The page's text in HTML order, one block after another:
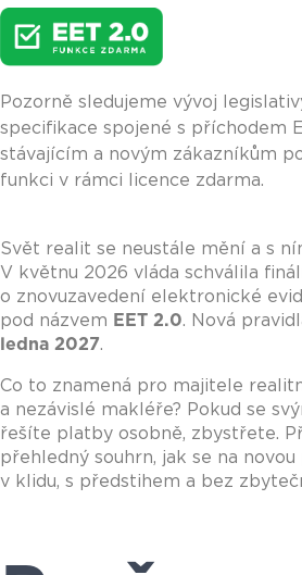
Pozorně sledujeme vývoj
specifikace spojené s příchodem
stávajícím a novým zákazníkům
funkci v rámci licence zdarma.
Svět realit se neustále mění a s
V květnu 2026 vláda schválila
o znovuzavedení elektronické
pod názvem EET 2.0. Nová
ledna 2027.
Co to znamená pro majitele
a nezávislé makléře? Pokud se
řešíte platby osobně, zbystřete.
přehledný souhrn, jak se na
v klidu, s předstihem a bez